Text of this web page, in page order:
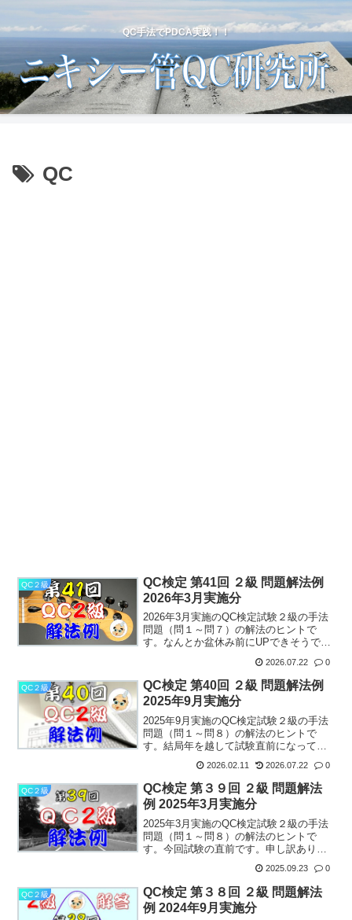
QC手法でPDCA実践！！
QC
QC２級
QC検定 第41回 ２級 問題解法例
2026年3月実施分
2026年3月実施のQC検定試験２級の手法
問題（問１～問７）の解法のヒントで
す。なんとか盆休み前にUPできそうで
社員をやっているはずなので対応予定で
す。第41回 手法問題解法例コン暑中お
見舞い申し上げます...
2026.07.22 0
QC２級
QC検定 第40回 ２級 問題解法例
2025年9月実施分
2025年9月実施のQC検定試験２級の手法
問題（問１～問８）の解法のヒントで
す。結局年を越して試験直前になってし
及的速やかな対応をこ心がけます。
_(._.)_第40回 手法問題解法例コンあけ
まして...
2026.02.11 2026.07.22 0
QC２級
QC検定 第３９回 ２級 問題解法
例 2025年3月実施分
2025年3月実施のQC検定試験２級の手法
問題（問１～問８）の解法のヒントで
す。今回試験の直前です。申し訳ありま
_(._.)_第３９回 手法問題解法例コン試
験後でなくてよかった。回転焼今回受験
対策も兼ねてま...
2025.09.23 0
QC２級
QC検定 第３８回 ２級 問題解法
例 2024年9月実施分